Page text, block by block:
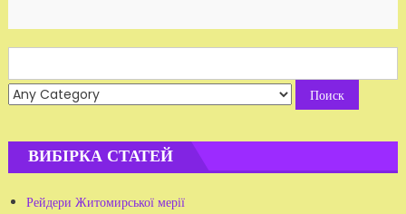
for:
ВИБІРКА СТАТЕЙ
Рейдери Житомирської мерії